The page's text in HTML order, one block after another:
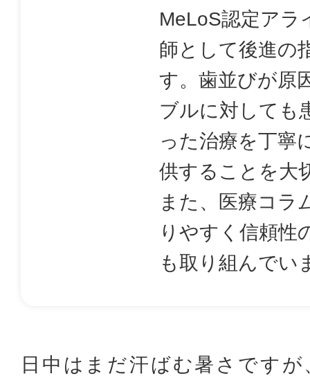
MeLoS認定アラ
師として後進の
す。歯並びが原
ブルに対しても
った治療を丁寧
供することを大
また、医療コラ
りやすく信頼性
も取り組んでい
日中はまだ汗ばむ暑さです